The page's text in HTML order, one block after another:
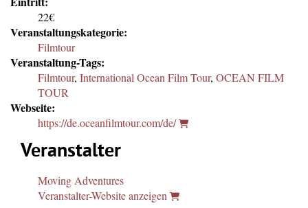
22€
Veranstaltungskategorie:
Filmtour
Veranstaltung-Tags:
Filmtour, International Ocean Film Tour, OCEAN FILM
TOUR
Webseite:
https://de.oceanfilmtour.com/de/
Veranstalter
Moving Adventures
Veranstalter-Website anzeigen